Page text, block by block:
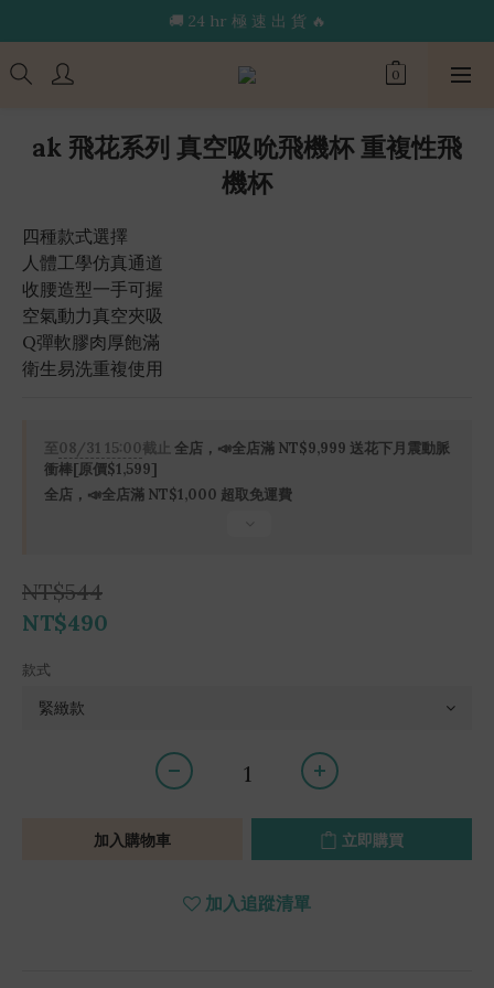
🔥限 時 送 玩 具 消 毒 袋🔥
🔥限 時 送 玩 具 消 毒 袋🔥
🌟365 天 全 年 無 休 天 天 出 貨🌟
🔥限 時 送 玩 具 消 毒 袋🔥
ak 飛花系列 真空吸吮飛機杯 重複性飛
機杯
四種款式選擇
人體工學仿真通道
收腰造型一手可握
空氣動力真空夾吸
Q彈軟膠肉厚飽滿
衛生易洗重複使用
至08/31 15:00截止
全店，📣全店滿 NT$9,999 送花下月震動脈
衝棒[原價$1,599]
全店，📣全店滿 NT$1,000 超取免運費
NT$544
NT$490
款式
加入購物車 立即購買
加入追蹤清單